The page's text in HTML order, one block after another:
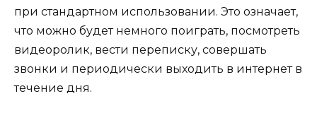
при стандартном использовании. Это означает,
что можно будет немного поиграть, посмотреть
видеоролик, вести переписку, совершать
звонки и периодически выходить в интернет в
течение дня.